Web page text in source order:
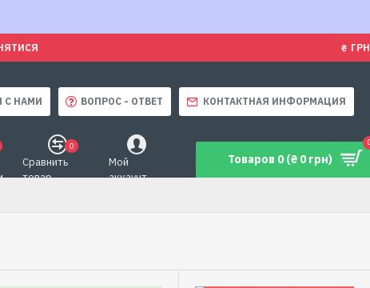
₴ ГРН
С НАМИ ВОПРОС - ОТВЕТ КОНТАКТНАЯ ИНФОРМАЦИЯ
Сравнить
товар
0
Мой
аккаунт
Товаров 0 (₴ 0 грн)